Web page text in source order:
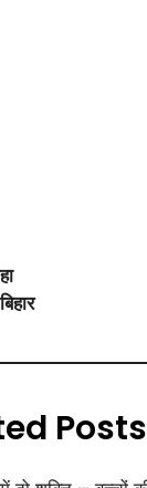
Posts